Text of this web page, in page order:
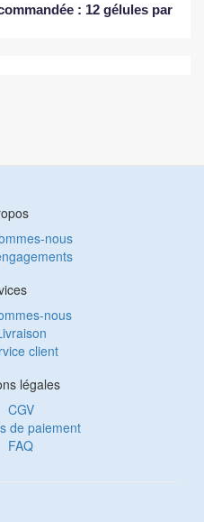
: 12 gélules par
nous
nous
client
légales
CGV
de paiement
FAQ